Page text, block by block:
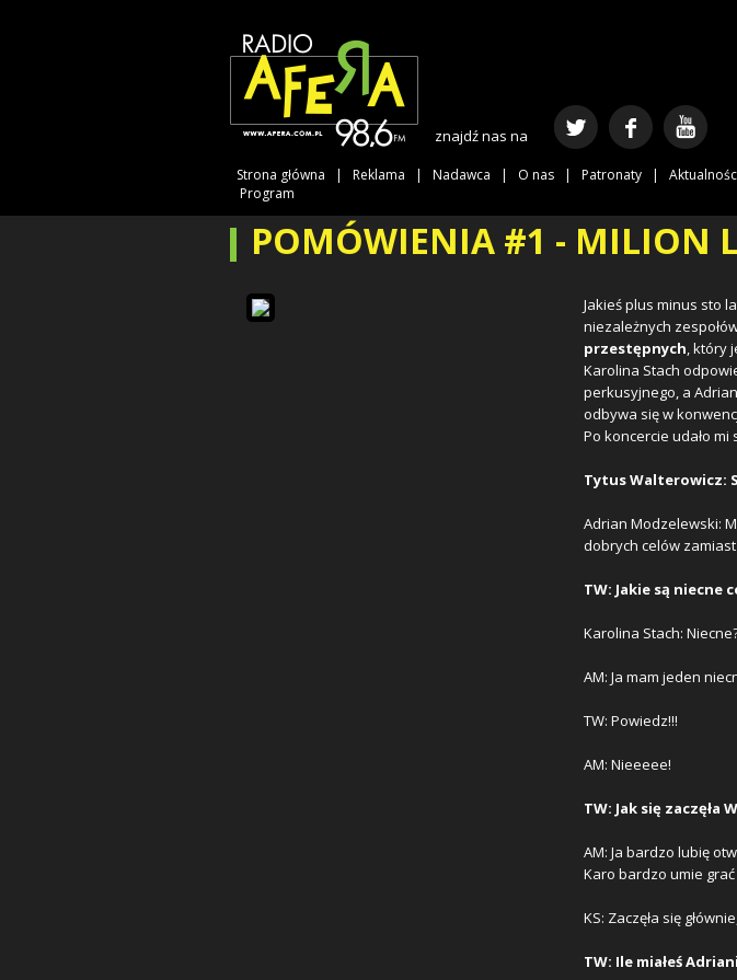
znajdź nas na
Strona główna Reklama Nadawca O nas Patronaty
Program
POMÓWIENIA #1 - MILION
Jakieś plus minus sto
niezależnych
przestępnych, który
Karolina Stach
perkusyjnego, a
odbywa się w
Po koncercie udało mi
Tytus Walterowicz:
Adrian Modzelewski:
dobrych celów
TW: Jakie są
Karolina Stach:
AM: Ja mam jeden
TW: Powiedz!!!
AM: Nieeeee!
TW: Jak się zaczęła
AM: Ja bardzo lubię
Karo bardzo umie
KS: Zaczęła się
TW: Ile miałeś